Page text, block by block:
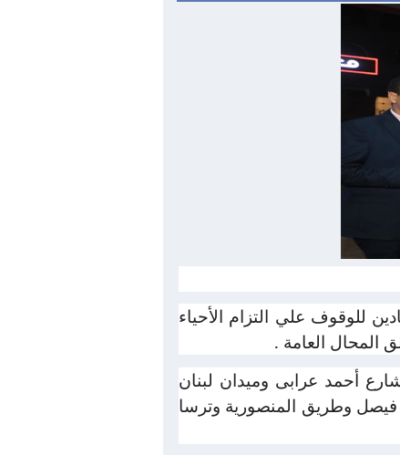
للوقوف علي التزام الأحياء
المحال العامة .
أحمد عرابى وميدان لبنان
وطريق المنصورية وترسا